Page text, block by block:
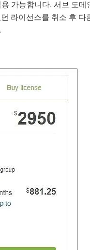
가능합니다. 서브 도
라이선스를 취소 후